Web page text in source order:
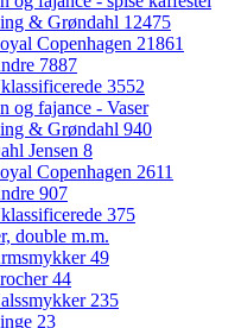
& Grøndahl 12475
Copenhagen 21861
7887
3552
og fajance - Vaser
& Grøndahl 940
Jensen 8
Copenhagen 2611
907
375
double m.m.
49
44
235
23